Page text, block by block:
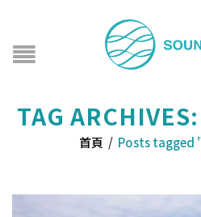
TAG
首頁 / Posts tagged